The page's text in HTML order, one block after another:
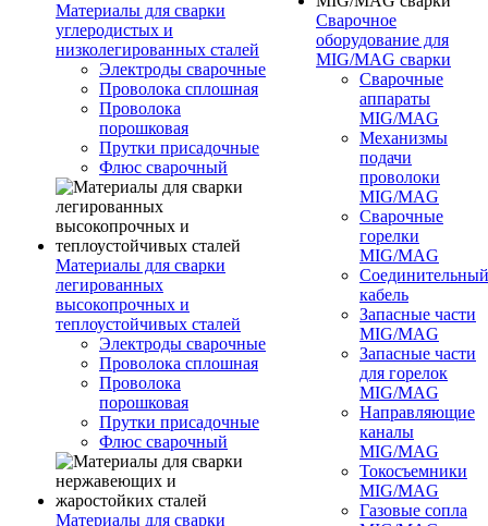
Материалы для сварки
углеродистых и
низколегированных сталей
Электроды сварочные
Проволока сплошная
Проволока
порошковая
Прутки присадочные
Флюс сварочный
Материалы для сварки
легированных
высокопрочных и
теплоустойчивых сталей
Электроды сварочные
Проволока сплошная
Проволока
порошковая
Прутки присадочные
Флюс сварочный
Материалы для сварки
Сварочное
оборудование для
MIG/MAG сварки
Сварочные
аппараты
MIG/MAG
Механизмы
подачи
проволоки
MIG/MAG
Сварочные
горелки
MIG/MAG
Соединительный
кабель
Запасные части
MIG/MAG
Запасные части
для горелок
MIG/MAG
Направляющие
каналы
MIG/MAG
Токосъемники
MIG/MAG
Газовые сопла